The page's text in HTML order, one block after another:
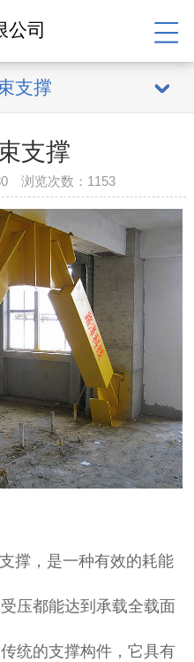
公司
支撑
支撑
浏览次数： 1153
撑，是一种有效的耗能
压都能达到承载全载面
统的支撑构件，它具有